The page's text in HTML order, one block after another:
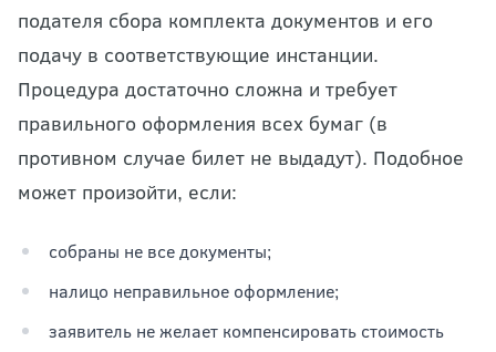
подателя сбора комплекта документов и его
подачу в соответствующие инстанции.
Процедура достаточно сложна и требует
правильного оформления всех бумаг (в
противном случае билет не выдадут). Подобное
может произойти, если:
собраны не все документы;
налицо неправильное оформление;
заявитель не желает компенсировать стоимость